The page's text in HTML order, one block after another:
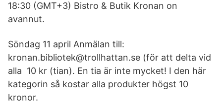
18:30 (GMT+3) Bistro & Butik Kronan on
avannut.
Söndag 11 april Anmälan till:
kronan.bibliotek@trollhattan.se (för att delta vid
alla 10 kr (tian). En tia är inte mycket! I den här
kategorin så kostar alla produkter högst 10
kronor.